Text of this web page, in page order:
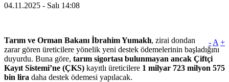
04.11.2025 - Salı 14:08
- A +
Tarım ve Orman Bakanı İbrahim Yumaklı, zirai dondan
zarar gören üreticilere yönelik yeni destek ödemelerinin başladığını
duyurdu. Buna göre, tarım sigortası bulunmayan ancak Çiftçi
Kayıt Sistemi’ne (ÇKS) kayıtlı üreticilere 1 milyar 723 milyon 575
bin lira daha destek ödemesi yapılacak.